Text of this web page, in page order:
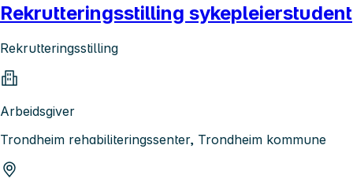
Rekrutteringsstilling sykepleierstudent
Rekrutteringsstilling
Arbeidsgiver
Trondheim rehabiliteringssenter, Trondheim kommune